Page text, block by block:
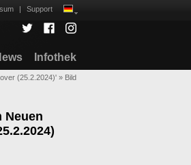
| Support
Infothek
(25.2.2024)' » Bild
Neuen